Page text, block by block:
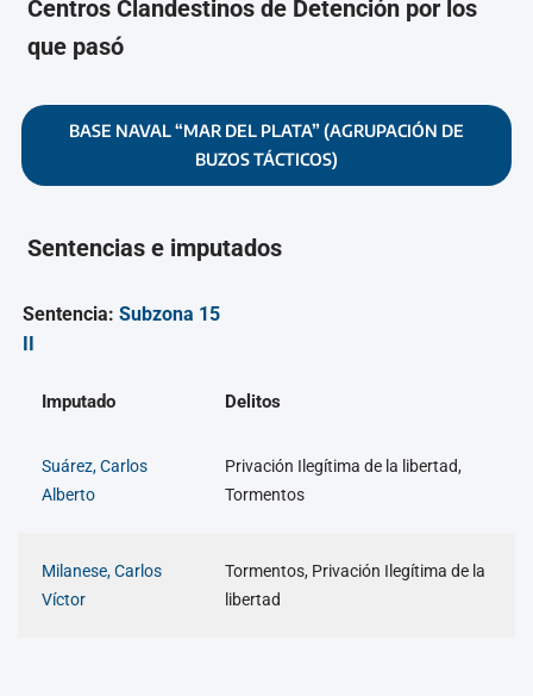
Centros Clandestinos de Detención por los
que pasó
BASE NAVAL “MAR DEL PLATA” (AGRUPACIÓN DE
BUZOS TÁCTICOS)
Sentencias e imputados
Sentencia: Subzona 15
Imputado Delitos
Suárez, Carlos
Alberto
Privación Ilegítima de la libertad,
Tormentos
Milanese, Carlos
Víctor
Tormentos, Privación Ilegítima de la
libertad